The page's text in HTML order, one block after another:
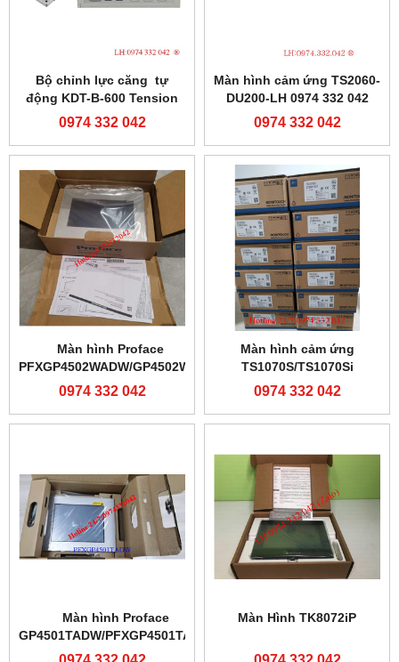
Bộ chỉnh lực căng tự
động KDT-B-600 Tension
controller-0974332042
0974 332 042
Màn hình cảm ứng TS2060-
DU200-LH 0974 332 042
0974 332 042
Màn hình Proface
PFXGP4502WADW/GP4502WW
0974 332 042
Màn hình cảm ứng
TS1070S/TS1070Si
0974 332 042
Màn hình Proface
GP4501TADW/PFXGP4501TADW
Màn Hình TK8072iP